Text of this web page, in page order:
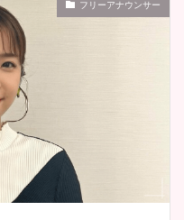
フリーアナウンサー